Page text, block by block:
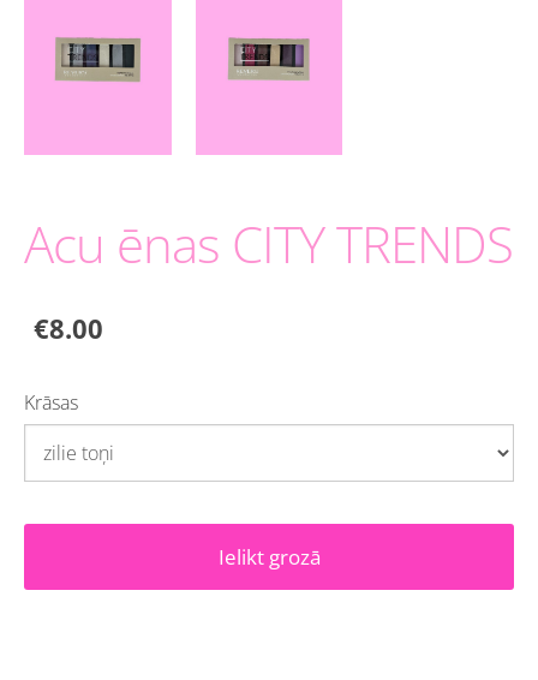
Acu ēnas CITY TRENDS
€8.00
Krāsas
Ielikt grozā